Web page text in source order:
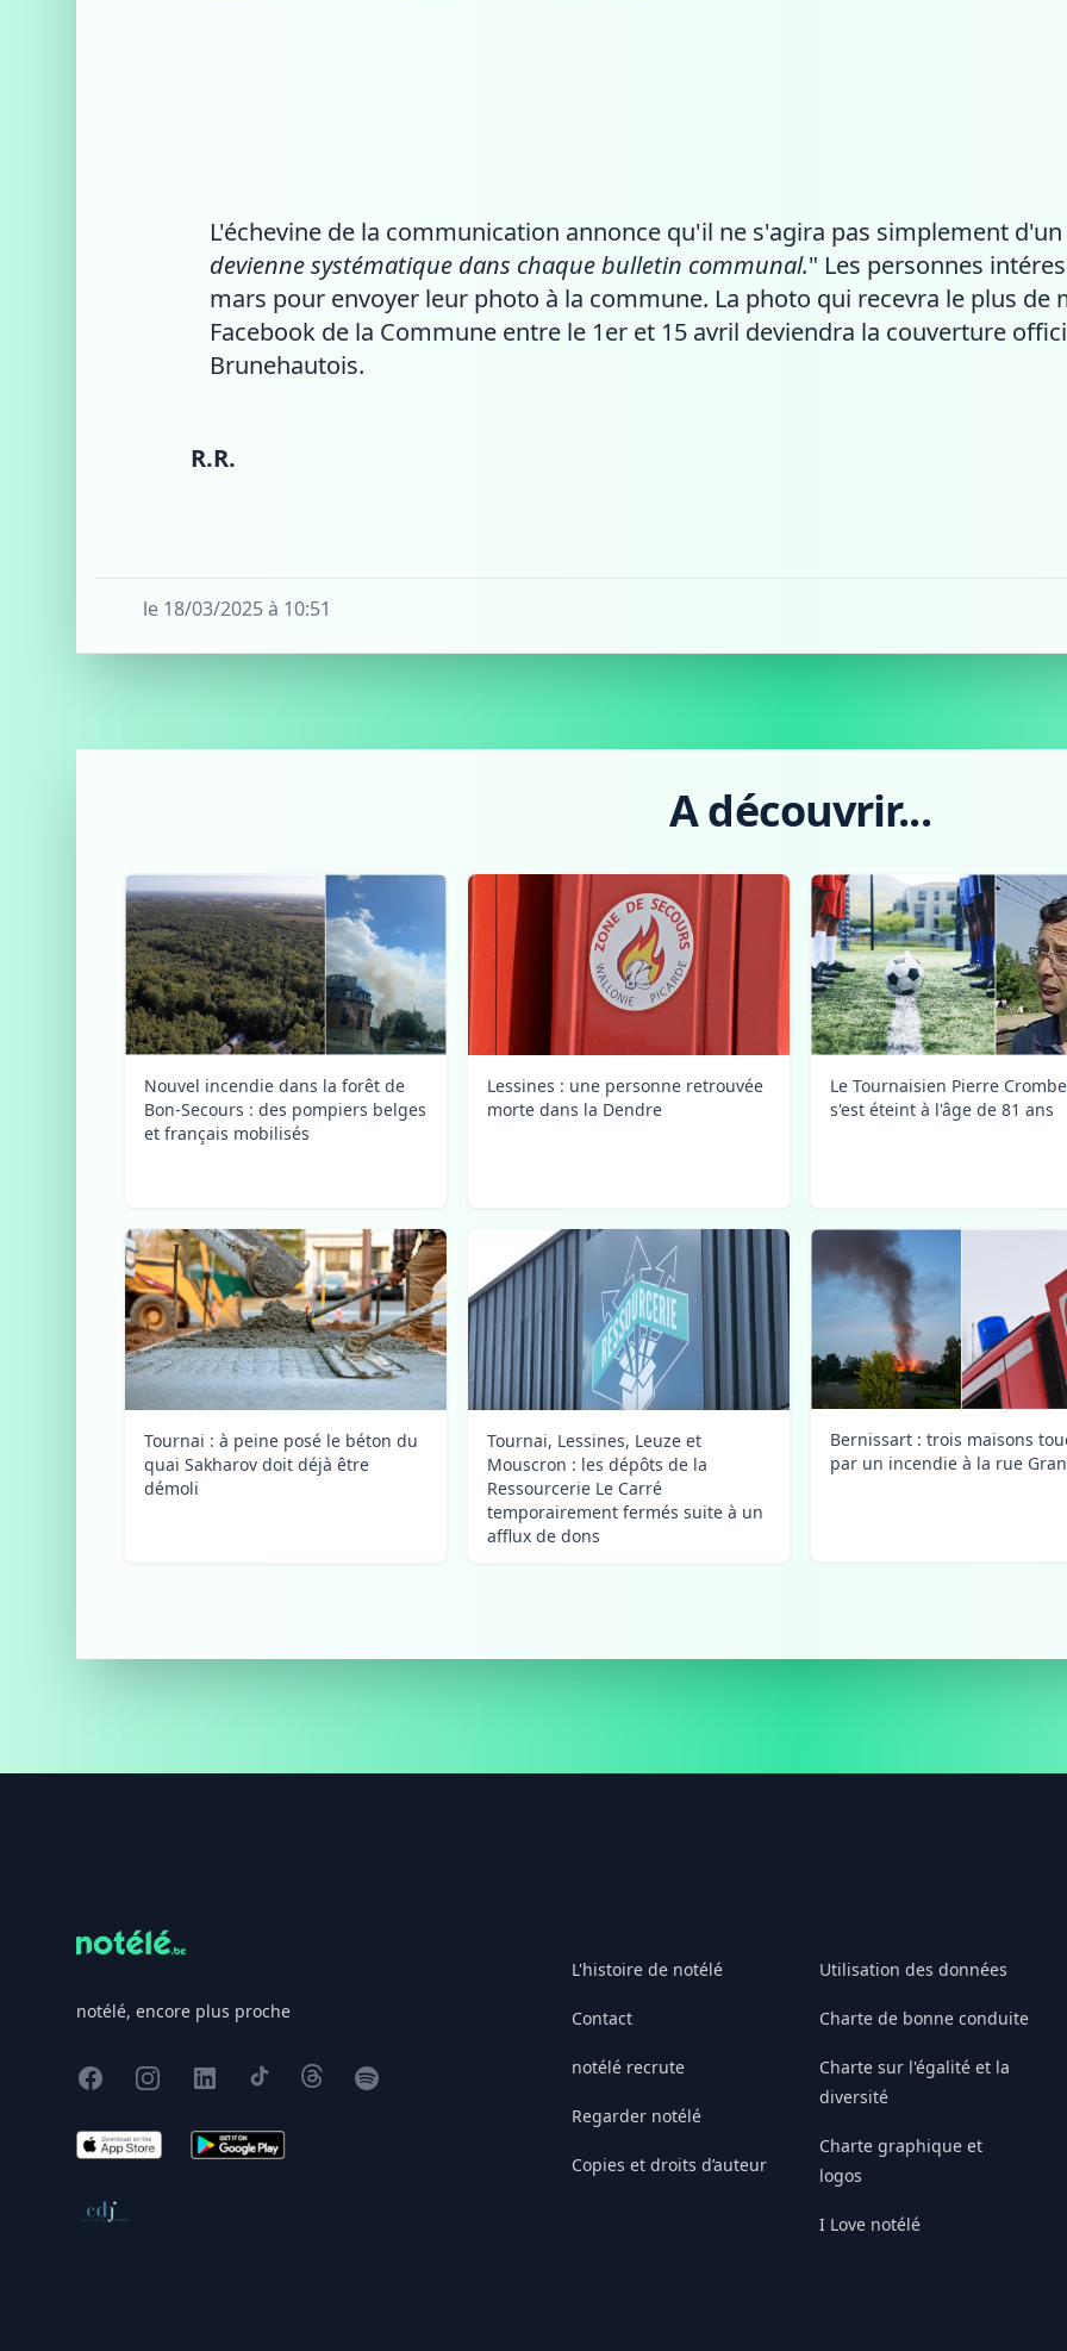
L'échevine de la communication annonce qu'il ne s'agira pas simplement
devienne systématique dans chaque bulletin communal." Les personnes
mars pour envoyer leur photo à la commune. La photo qui recevra le plus de
Facebook de la Commune entre le 1er et 15 avril deviendra la couverture
Brunehautois.
R.R.
le 18/03/2025 à 10:51
A découvrir...
Nouvel incendie dans la forêt de
Bon-Secours : des pompiers belges
et français mobilisés
Lessines : une personne retrouvée
morte dans la Dendre
Le Tournaisien Pierre
s'est éteint à l'âge de 81 ans
Tournai : à peine posé le béton du
quai Sakharov doit déjà être
démoli
Tournai, Lessines, Leuze et
Mouscron : les dépôts de la
Ressourcerie Le Carré
temporairement fermés suite à un
afflux de dons
Bernissart : trois maisons
par un incendie à la rue
notélé, encore plus proche
FacebookInstagram
X TikTokThreadsSpotify
App Store Google Play
Conseil de déontologie journalistique
L'histoire de notélé
Contact
notélé recrute
Regarder notélé
Copies et droits d’auteur
Utilisation des données
Charte de bonne conduite
Charte sur l'égalité et la
diversité
Charte graphique et
logos
I Love notélé